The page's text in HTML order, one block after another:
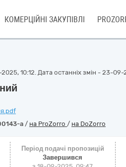
КОМЕРЦІЙНІ ЗАКУПІВЛІ
10:12. Дата останніх змін - 23-
a / на ProZorro / на DoZorro
Період подачі пропозицій
Завершився